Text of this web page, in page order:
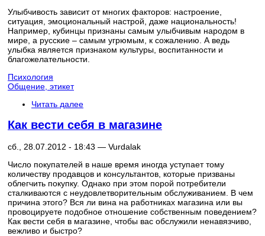
Улыбчивость зависит от многих факторов: настроение,
ситуация, эмоциональный настрой, даже национальность!
Например, кубинцы признаны самым улыбчивым народом в
мире, а русские – самым угрюмым, к сожалению. А ведь
улыбка является признаком культуры, воспитанности и
благожелательности.
Психология
Общение, этикет
Читать далее
Как вести себя в магазине
сб., 28.07.2012 - 18:43 — Vurdalak
Число покупателей в наше время иногда уступает тому
количеству продавцов и консультантов, которые призваны
облегчить покупку. Однако при этом порой потребители
сталкиваются с неудовлетворительным обслуживанием. В чем
причина этого? Вся ли вина на работниках магазина или вы
провоцируете подобное отношение собственным поведением?
Как вести себя в магазине, чтобы вас обслужили ненавязчиво,
вежливо и быстро?